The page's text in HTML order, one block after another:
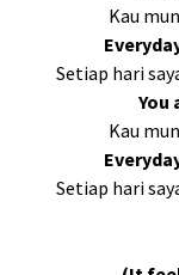
Kau
Setiap hari
You
Kau
Setiap hari